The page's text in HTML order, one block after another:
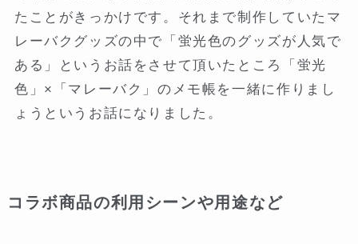
たことがきっかけです。それまで制作していたマ
レーバクグッズの中で「蛍光色のグッズが人気で
ある」というお話をさせて頂いたところ「蛍光
色」×「マレーバク」のメモ帳を一緒に作りまし
ょうというお話になりました。
コラボ商品の利用シーンや用途など